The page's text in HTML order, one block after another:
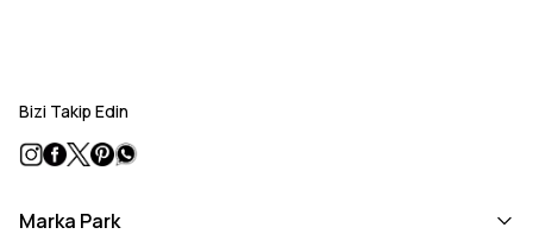
Bizi Takip Edin
Marka Park